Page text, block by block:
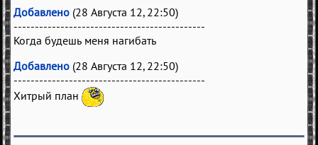
Добавлено (28 Августа 12, 22:50)
---------------------------------------------
Когда будешь меня нагибать
Добавлено (28 Августа 12, 22:50)
---------------------------------------------
Хитрый план